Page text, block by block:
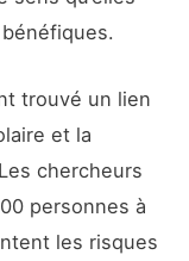
trouvé un lien
et la
Les chercheurs
personnes à
les risques